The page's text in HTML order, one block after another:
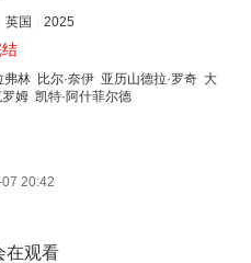
英国
2025
弗林 比尔·奈伊 亚历山德拉·罗奇 大
罗姆 凯特·阿什菲尔德
20:42
在观看